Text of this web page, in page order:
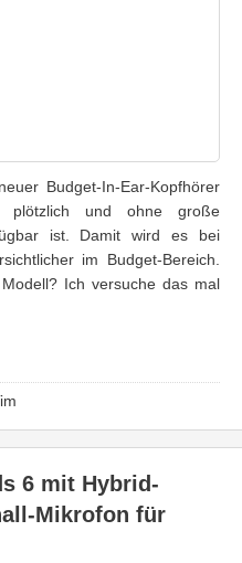
Budget-In-Ear-Kopfhörer
plötzlich und ohne große
ist. Damit wird es bei
im Budget-Bereich.
Ich versuche das mal
6 mit Hybrid-
Mikrofon für